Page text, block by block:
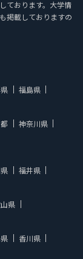
ております。大学情
掲載しておりますの
福島県
神奈川県
福井県
県
香川県